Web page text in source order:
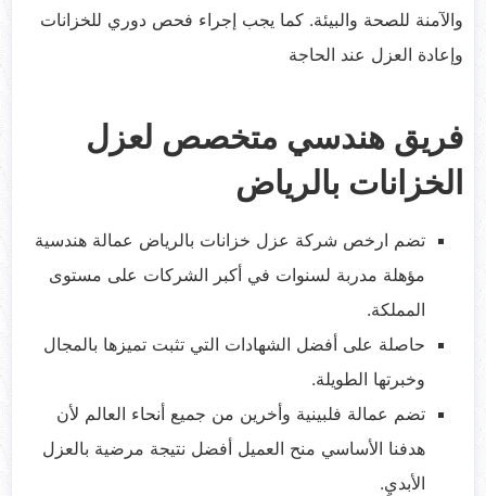
والآمنة للصحة والبيئة. كما يجب إجراء فحص دوري للخزانات
وإعادة العزل عند الحاجة
فريق هندسي متخصص لعزل
الخزانات بالرياض
تضم ارخص شركة عزل خزانات بالرياض عمالة هندسية
مؤهلة مدربة لسنوات في أكبر الشركات على مستوى
المملكة.
حاصلة على أفضل الشهادات التي تثبت تميزها بالمجال
وخبرتها الطويلة.
تضم عمالة فلبينية وأخرين من جميع أنحاء العالم لأن
هدفنا الأساسي منح العميل أفضل نتيجة مرضية بالعزل
الأبديٍ.